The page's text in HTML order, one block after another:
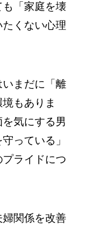
「家庭を壊
くない心理
まだに「離
もありま
気にする男
っている」
ライドにつ
関係を改善